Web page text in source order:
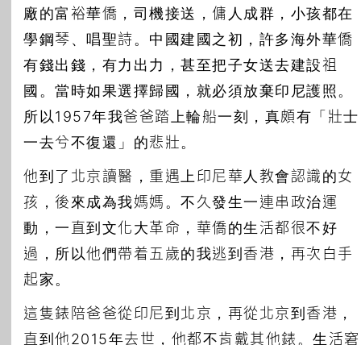
廠的富裕華僑，司機接送，傭人成群，小孩都在
學鋼琴、唱聖詩。中國建國之初，許多海外華僑
有錢出錢，有力出力，甚至把子女送去建設祖
國。當時如果選擇歸國，就必須放棄印尼護照。
所以1957年我爸爸踏上輪船一刻，真頗有「壯士
一去兮不復還」的悲壯。
他到了北京讀醫，重遇上印尼華人教會認識的女
孩，後來成為我媽媽。不久發生一連串政治運
動，一直到文化大革命，華僑的生活都很不好
過，所以他們帶着五歲的我逃到香港，再次白手
起家。
這隻錶陪爸爸從印尼到北京，再從北京到香港，
直到他2015年去世，他都不肯戴其他錶。生活窘